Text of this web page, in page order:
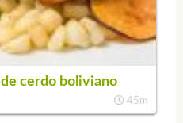
cerdo boliviano
45m